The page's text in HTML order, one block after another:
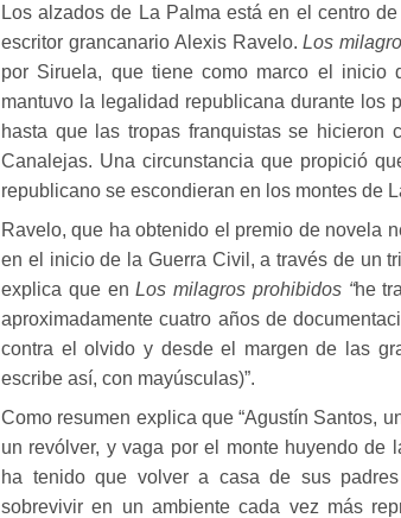
Los alzados de La Palma está en el centro
escritor grancanario Alexis Ravelo. Los
por Siruela, que tiene como marco el
mantuvo la legalidad republicana durante los
hasta que las tropas franquistas se
Canalejas. Una circunstancia que propició
republicano se escondieran en los montes de
Ravelo, que ha obtenido el premio de novela
en el inicio de la Guerra Civil, a través de un
explica que enLos milagros prohibidos “he
aproximadamente cuatro años de
contra el olvido y desde el margen de las
escribe así, con mayúsculas)”.
Como resumen explica que “Agustín Santos,
un revólver, y vaga por el monte huyendo de
ha tenido que volver a casa de sus
sobrevivir en un ambiente cada vez más